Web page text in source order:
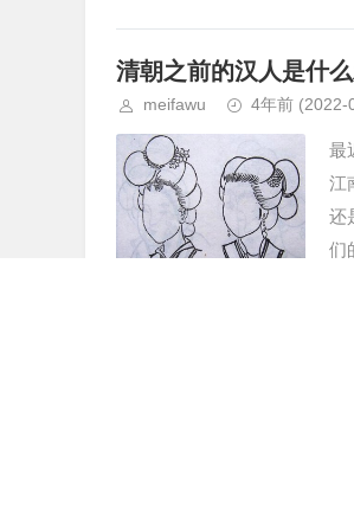
清朝之前的汉人是什
meifawu 4年前 (2022-
最
江
还
们